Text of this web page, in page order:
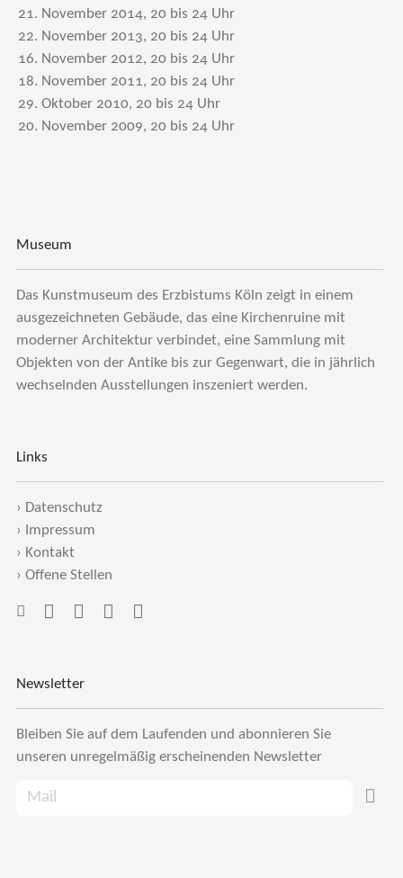
21. November 2014, 20 bis 24 Uhr
22. November 2013, 20 bis 24 Uhr
16. November 2012, 20 bis 24 Uhr
18. November 2011, 20 bis 24 Uhr
29. Oktober 2010, 20 bis 24 Uhr
20. November 2009, 20 bis 24 Uhr
Museum
Das Kunstmuseum des Erzbistums Köln zeigt in einem
ausgezeichneten Gebäude, das eine Kirchenruine mit
moderner Architektur verbindet, eine Sammlung mit
Objekten von der Antike bis zur Gegenwart, die in jährlich
wechselnden Ausstellungen inszeniert werden.
Links
› Datenschutz
›
Impressum
› Kontakt
› Offene Stellen
Newsletter
Bleiben Sie auf dem Laufenden und abonnieren Sie
unseren unregelmäßig erscheinenden Newsletter